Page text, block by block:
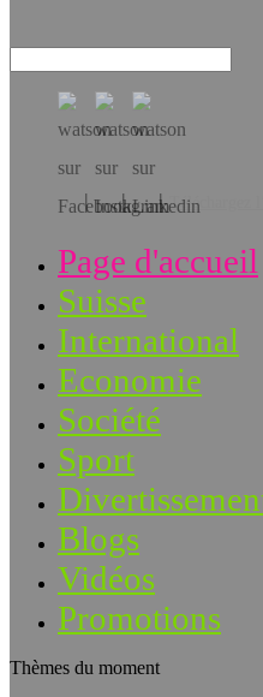
Téléchargez
Page d'accueil
Suisse
International
Economie
Société
Sport
Blogs
Vidéos
Promotions
Thèmes du moment